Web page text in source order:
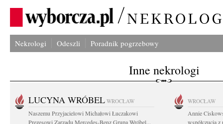
Nekrologi Odeszli Poradnik pogrzebowy
Inne nekrologi
LUCYNA WRÓBEL WROCŁAW
Naszemu Przyjacielowi Michałowi Łuczakowi
Prezesowi Zarządu Mercedes-Benz Grupa Wróbel...
WROCŁAW
Annie
współczucia